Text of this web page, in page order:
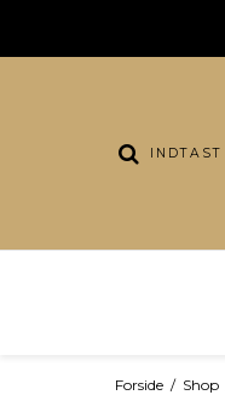
Forside / Shop